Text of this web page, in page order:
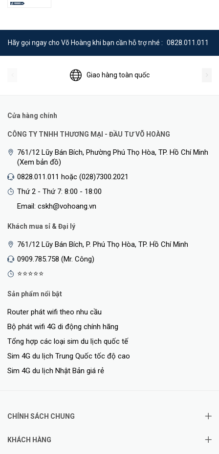
Hãy gọi ngay cho Võ Hoàng khi bạn cần hỗ trợ nhé : 0828.011.011
Giao hàng toàn quốc
Cửa hàng chính
CÔNG TY TNHH THƯƠNG MẠI - ĐẦU TƯ VÕ HOÀNG
761/12 Lũy Bán Bích, Phường Phú Thọ Hòa, TP. Hồ Chí Minh
(Xem bản đồ)
0828.011.011 hoặc (028)7300.2021
Thứ 2 - Thứ 7: 8:00 - 18:00
Email: cskh@vohoang.vn
Khách mua sỉ & Đại lý
761/12 Lũy Bán Bích, P. Phú Thọ Hòa, TP. Hồ Chí Minh
0909.785.758 (Mr. Công)
⭐⭐⭐⭐⭐
Sản phẩm nổi bật
Router phát wifi theo nhu cầu
Bộ phát wifi 4G di động chính hãng
Tổng hợp các loại sim du lịch quốc tế
Sim 4G du lịch Trung Quốc tốc độ cao
Sim 4G du lịch Nhật Bản giá rẻ
CHÍNH SÁCH CHUNG
KHÁCH HÀNG